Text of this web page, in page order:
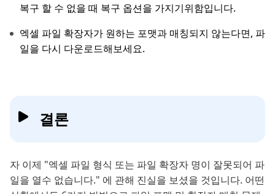
복구 할 수 없을 때 복구 옵션을 가지기위함입니다.
엑셀 파일 확장자가 원하는 포맷과 매칭되지 않는다면, 파
일을 다시 다운로드해보세요.
결론
자 이제 "엑셀 파일 형식 또는 파일 확장자 명이 잘못되어 파
일을 열수 없습니다." 에 관해 진실을 보셨을 것입니다. 어떤